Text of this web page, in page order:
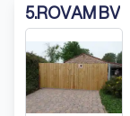
5.ROVAM BV